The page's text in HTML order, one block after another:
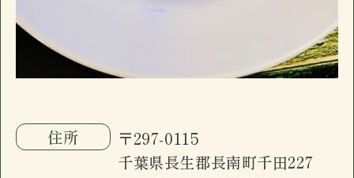
席、小上がり4名×3、禁煙個室6名一室(個室
のみお子様入店可能)。ドリンクメニュー、フ
ードメニューに加え日替わり黒板メニューが
ございます。
住所
〒297-0115
千葉県長生郡長南町千田227